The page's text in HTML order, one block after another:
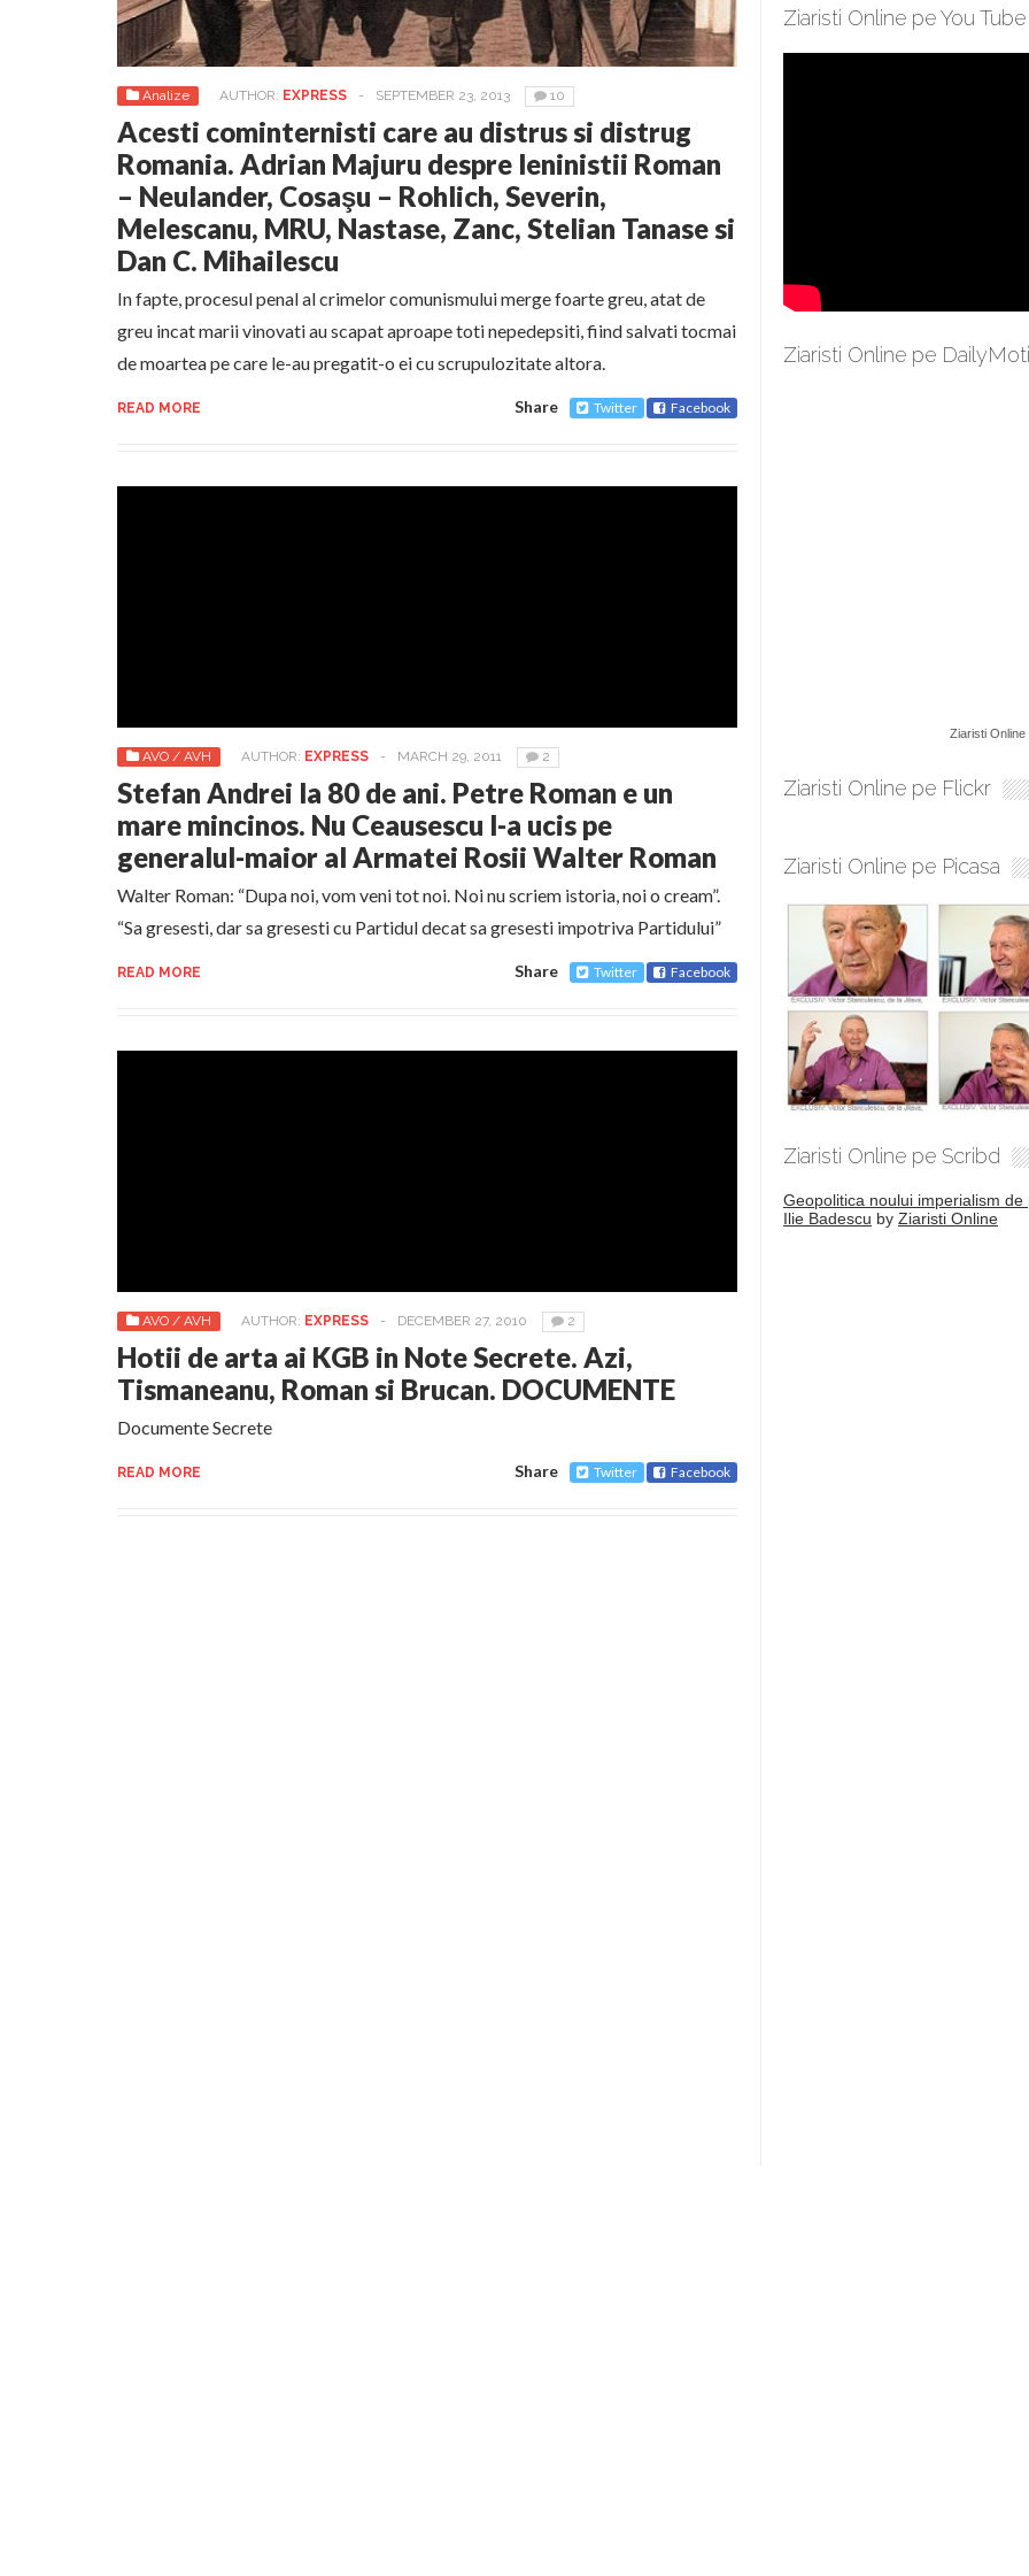
Analize AUTHOR: EXPRESS - SEPTEMBER 23, 2013 10
Acesti cominternisti care au distrus si distrug
Romania. Adrian Majuru despre leninistii Roman
– Neulander, Cosaşu – Rohlich, Severin,
Melescanu, MRU, Nastase, Zanc, Stelian Tanase si
Dan C. Mihailescu
In fapte, procesul penal al crimelor comunismului merge foarte greu, atat de
greu incat marii vinovati au scapat aproape toti nepedepsiti, fiind salvati tocmai
de moartea pe care le-au pregatit-o ei cu scrupulozitate altora.
READ MORE Share Twitter Facebook
AVO / AVH AUTHOR: EXPRESS - MARCH 29, 2011 2
Stefan Andrei la 80 de ani. Petre Roman e un
mare mincinos. Nu Ceausescu l-a ucis pe
generalul-maior al Armatei Rosii Walter Roman
Walter Roman: “Dupa noi, vom veni tot noi. Noi nu scriem istoria, noi o cream”.
“Sa gresesti, dar sa gresesti cu Partidul decat sa gresesti impotriva Partidului”
READ MORE Share Twitter Facebook
AVO / AVH AUTHOR: EXPRESS - DECEMBER 27, 2010 2
Hotii de arta ai KGB in Note Secrete. Azi,
Tismaneanu, Roman si Brucan. DOCUMENTE
Documente Secrete
READ MORE Share Twitter Facebook
Ziaristi Online pe You Tube
Ziaristi Online pe
Ziaristi Online
Ziaristi Online pe Flickr
Ziaristi Online pe Picasa
Ziaristi Online pe Scribd
Geopolitica noului imperialism de
Ilie Badescu by Ziaristi Online